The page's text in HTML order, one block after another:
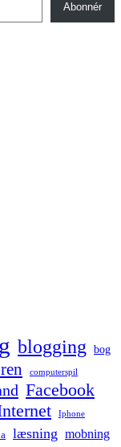
Abonnér
blogging bog
computerspil
Facebook
Iphone
læsning mobning